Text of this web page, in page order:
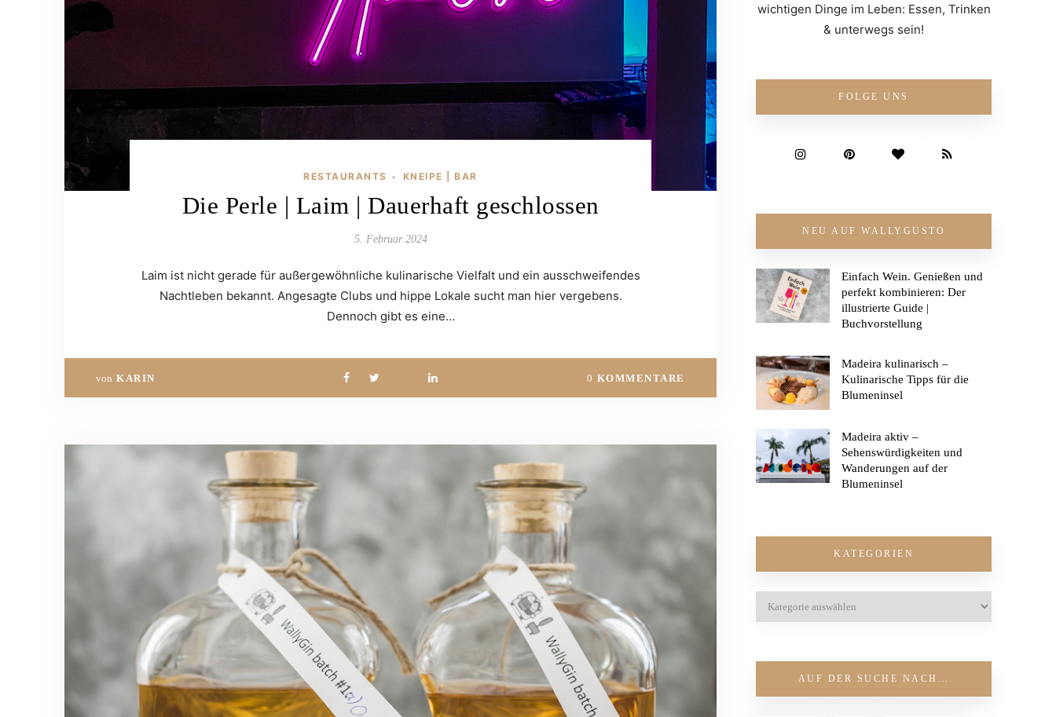
RESTAURANTS • KNEIPE | BAR
Die Perle | Laim | Dauerhaft geschlossen
5. Februar 2024
Laim ist nicht gerade für außergewöhnliche kulinarische Vielfalt und ein ausschweifendes
Nachtleben bekannt. Angesagte Clubs und hippe Lokale sucht man hier vergebens.
Dennoch gibt es eine…
von KARIN 0 KOMMENTARE
wichtigen Dinge im Leben: Essen, Trinken
& unterwegs sein!
FOLGE UNS
NEU AUF WALLYGUSTO
Einfach Wein. Genießen und
perfekt kombinieren: Der
illustrierte Guide |
Buchvorstellung
Madeira kulinarisch –
Kulinarische Tipps für die
Blumeninsel
Madeira aktiv –
Sehenswürdigkeiten und
Wanderungen auf der
Blumeninsel
KATEGORIEN
AUF DER SUCHE NACH…